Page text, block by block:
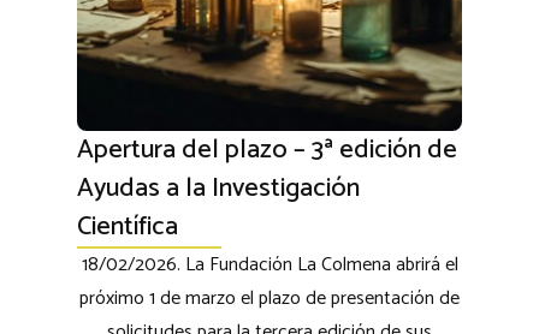
Apertura del plazo – 3ª edición de
Ayudas a la Investigación
Científica
18/02/2026. La Fundación La Colmena abrirá el
próximo 1 de marzo el plazo de presentación de